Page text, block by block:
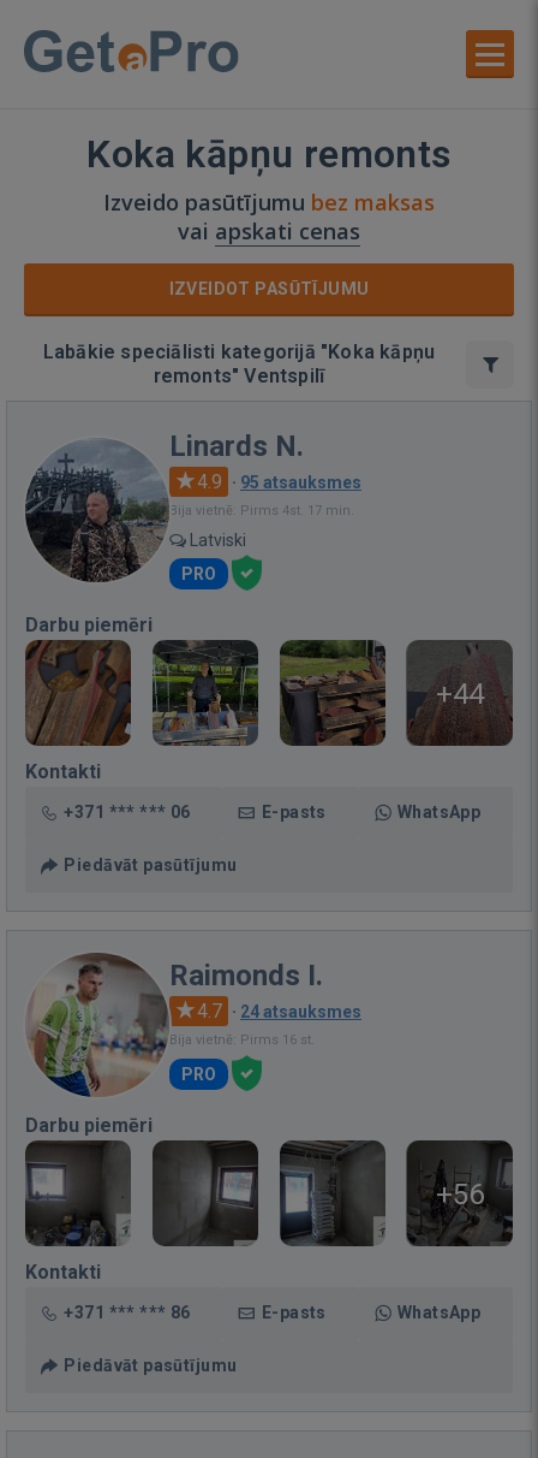
Koka kāpņu remonts
Izveido pasūtījumu bez maksas
vai apskati cenas
IZVEIDOT PASŪTĪJUMU
Labākie speciālisti kategorijā "Koka kāpņu
remonts" Ventspilī
Linards N.
4.9 · 95 atsauksmes
Bija vietnē: Pirms 4st. 17 min.
Latviski
PRO
Darbu piemēri
+44
Kontakti
+371 *** *** 06 E-pasts WhatsApp
Piedāvāt pasūtījumu
Raimonds I.
4.7 · 24 atsauksmes
Bija vietnē: Pirms 16 st.
PRO
Darbu piemēri
+56
Kontakti
+371 *** *** 86 E-pasts WhatsApp
Piedāvāt pasūtījumu